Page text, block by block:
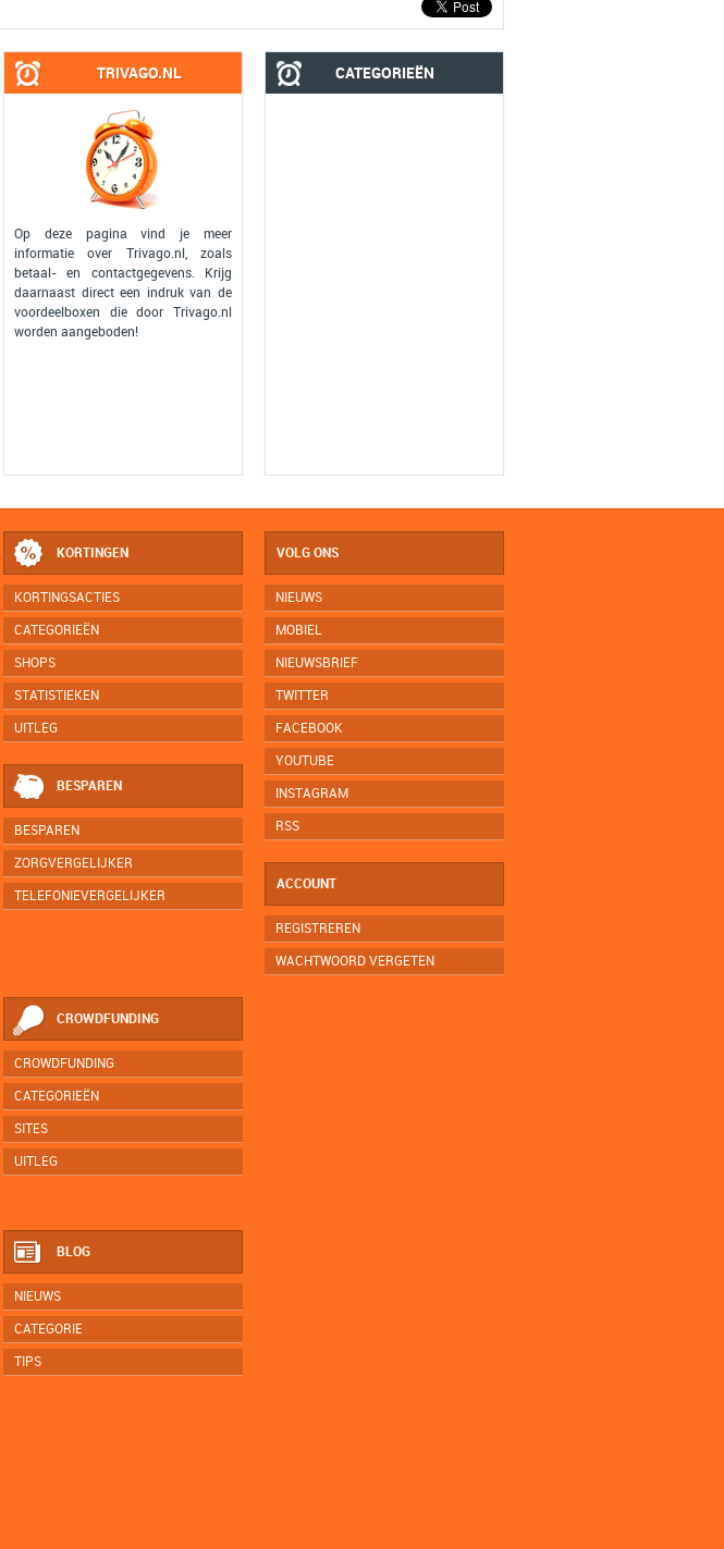
TRIVAGO.NL
Op deze pagina vind je meer
informatie over Trivago.nl, zoals
betaal- en contactgegevens. Krijg
daarnaast direct een indruk van de
voordeelboxen die door Trivago.nl
worden aangeboden!
CATEGORIEËN
KORTINGEN
KORTINGSACTIES
CATEGORIEËN
SHOPS
STATISTIEKEN
UITLEG
BESPAREN
BESPAREN
ZORGVERGELIJKER
TELEFONIEVERGELIJKER
CROWDFUNDING
CROWDFUNDING
CATEGORIEËN
SITES
UITLEG
BLOG
NIEUWS
CATEGORIE
TIPS
VOLG ONS
NIEUWS
MOBIEL
NIEUWSBRIEF
TWITTER
FACEBOOK
YOUTUBE
INSTAGRAM
RSS
ACCOUNT
REGISTREREN
WACHTWOORD VERGETEN